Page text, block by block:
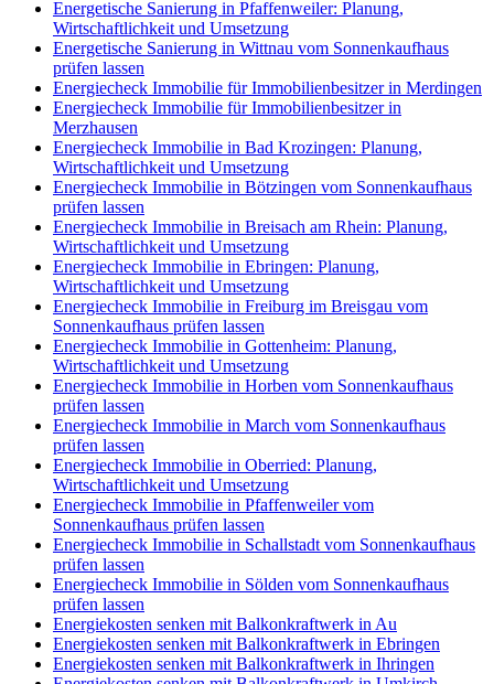
Energetische Sanierung in Pfaffenweiler: Planung,
Wirtschaftlichkeit und Umsetzung
Energetische Sanierung in Wittnau vom Sonnenkaufhaus
prüfen lassen
Energiecheck Immobilie für Immobilienbesitzer in Merdingen
Energiecheck Immobilie für Immobilienbesitzer in
Merzhausen
Energiecheck Immobilie in Bad Krozingen: Planung,
Wirtschaftlichkeit und Umsetzung
Energiecheck Immobilie in Bötzingen vom Sonnenkaufhaus
prüfen lassen
Energiecheck Immobilie in Breisach am Rhein: Planung,
Wirtschaftlichkeit und Umsetzung
Energiecheck Immobilie in Ebringen: Planung,
Wirtschaftlichkeit und Umsetzung
Energiecheck Immobilie in Freiburg im Breisgau vom
Sonnenkaufhaus prüfen lassen
Energiecheck Immobilie in Gottenheim: Planung,
Wirtschaftlichkeit und Umsetzung
Energiecheck Immobilie in Horben vom Sonnenkaufhaus
prüfen lassen
Energiecheck Immobilie in March vom Sonnenkaufhaus
prüfen lassen
Energiecheck Immobilie in Oberried: Planung,
Wirtschaftlichkeit und Umsetzung
Energiecheck Immobilie in Pfaffenweiler vom
Sonnenkaufhaus prüfen lassen
Energiecheck Immobilie in Schallstadt vom Sonnenkaufhaus
prüfen lassen
Energiecheck Immobilie in Sölden vom Sonnenkaufhaus
prüfen lassen
Energiekosten senken mit Balkonkraftwerk in Au
Energiekosten senken mit Balkonkraftwerk in Ebringen
Energiekosten senken mit Balkonkraftwerk in Ihringen